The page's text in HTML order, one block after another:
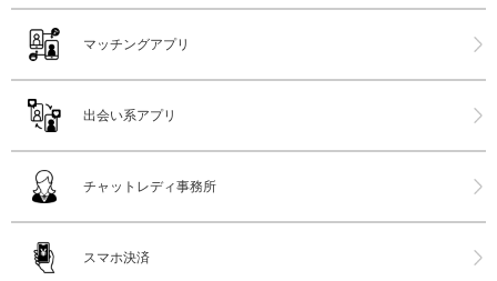
マッチングアプリ
出会い系アプリ
チャットレディ事務所
スマホ決済